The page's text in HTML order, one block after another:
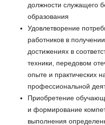
должности служащего
образования
Удовлетворение
работников в
достижениях в
техники, передовом
опыте и практических
профессиональной
Приобретение
и формирование
выполнения